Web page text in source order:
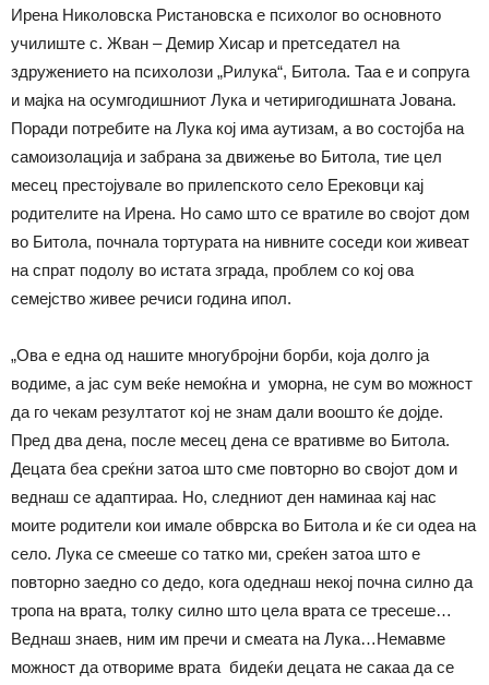
Ирена Николовска Ристановска е психолог во основното
училиште с. Жван – Демир Хисар и претседател на
здружението на психолози „Рилука“, Битола. Таа е и сопруга
и мајка на осумгодишниот Лука и четиригодишната Јована.
Поради потребите на Лука кој има аутизам, а во состојба на
самоизолација и забрана за движење во Битола, тие цел
месец престојувале во прилепското село Ерековци кај
родителите на Ирена. Но само што се вратиле во својот дом
во Битола, почнала тортурата на нивните соседи кои живеат
на спрат подолу во истата зграда, проблем со кој ова
семејство живее речиси година ипол.
„Ова е една од нашите многубројни борби, која долго ја
водиме, а јас сум веќе немоќна и уморна, не сум во можност
да го чекам резултатот кој не знам дали воошто ќе дојде.
Пред два дена, после месец дена се вративме во Битола.
Децата беа среќни затоа што сме повторно во својот дом и
веднаш се адаптираа. Но, следниот ден наминаа кај нас
моите родители кои имале обврска во Битола и ќе си одеа на
село. Лука се смееше со татко ми, среќен затоа што е
повторно заедно со дедо, кога одеднаш некој почна силно да
тропа на врата, толку силно што цела врата се тресеше…
Веднаш знаев, ним им пречи и смеата на Лука…Немавме
можност да отвориме врата бидеќи децата не сакаа да се